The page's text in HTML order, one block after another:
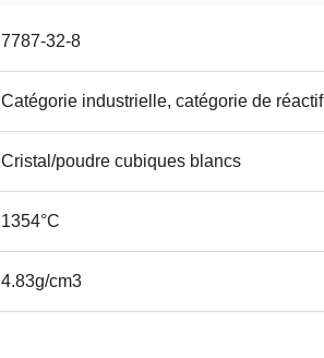
7787-32-8
Catégorie industrielle, catégorie de réactif
Cristal/poudre cubiques blancs
1354°C
4.83g/cm3